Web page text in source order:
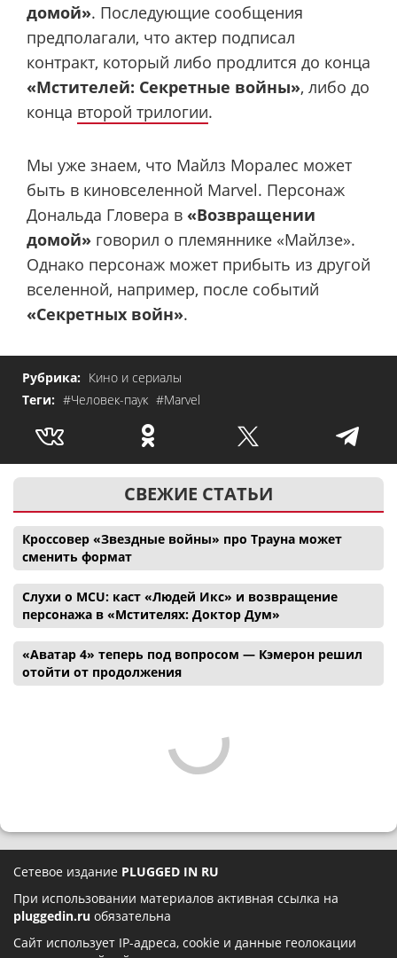
домой». Последующие сообщения
предполагали, что актер подписал
контракт, который либо продлится до конца
«Мстителей: Секретные войны», либо до
конца второй трилогии.
Мы уже знаем, что Майлз Моралес может
быть в киновселенной Marvel. Персонаж
Дональда Гловера в «Возвращении
домой» говорил о племяннике «Майлзе».
Однако персонаж может прибыть из другой
вселенной, например, после событий
«Секретных войн».
Рубрика: Кино и сериалы
Теги: #Человек-паук #Marvel
СВЕЖИЕ СТАТЬИ
Кроссовер «Звездные войны» про Трауна может
сменить формат
Слухи о MCU: каст «Людей Икс» и возвращение
персонажа в «Мстителях: Доктор Дум»
«Аватар 4» теперь под вопросом — Кэмерон решил
отойти от продолжения
Сетевое издание PLUGGED IN RU
При использовании материалов активная ссылка на
pluggedin.ru обязательна
Сайт использует IP-адреса, cookie и данные геолокации